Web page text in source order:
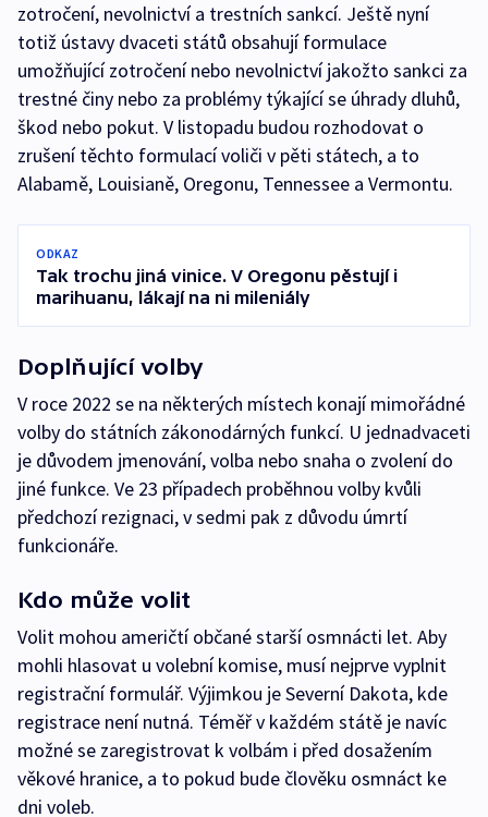
zotročení, nevolnictví a trestních sankcí. Ještě nyní
totiž ústavy dvaceti států obsahují formulace
umožňující zotročení nebo nevolnictví jakožto sankci za
trestné činy nebo za problémy týkající se úhrady dluhů,
škod nebo pokut. V listopadu budou rozhodovat o
zrušení těchto formulací voliči v pěti státech, a to
Alabamě, Louisianě, Oregonu, Tennessee a Vermontu.
ODKAZ
Tak trochu jiná vinice. V Oregonu pěstují i
marihuanu, lákají na ni mileniály
Doplňující volby
V roce 2022 se na některých místech konají mimořádné
volby do státních zákonodárných funkcí. U jednadvaceti
je důvodem jmenování, volba nebo snaha o zvolení do
jiné funkce. Ve 23 případech proběhnou volby kvůli
předchozí rezignaci, v sedmi pak z důvodu úmrtí
funkcionáře.
Kdo může volit
Volit mohou američtí občané starší osmnácti let. Aby
mohli hlasovat u volební komise, musí nejprve vyplnit
registrační formulář. Výjimkou je Severní Dakota, kde
registrace není nutná. Téměř v každém státě je navíc
možné se zaregistrovat k volbám i před dosažením
věkové hranice, a to pokud bude člověku osmnáct ke
dni voleb.